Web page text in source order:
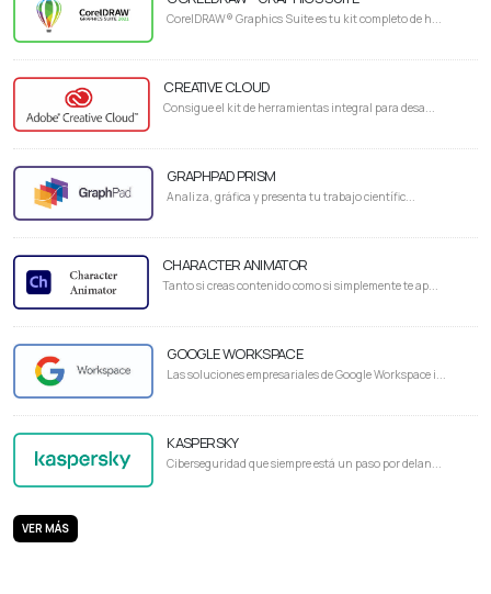
CorelDRAW® Graphics Suite es tu kit completo de h...
CREATIVE CLOUD
Consigue el kit de herramientas integral para desa...
GRAPHPAD PRISM
Analiza, gráfica y presenta tu trabajo científic...
CHARACTER ANIMATOR
Tanto si creas contenido como si simplemente te ap...
GOOGLE WORKSPACE
Las soluciones empresariales de Google Workspace i...
KASPERSKY
Ciberseguridad que siempre está un paso por delan...
VER MÁS